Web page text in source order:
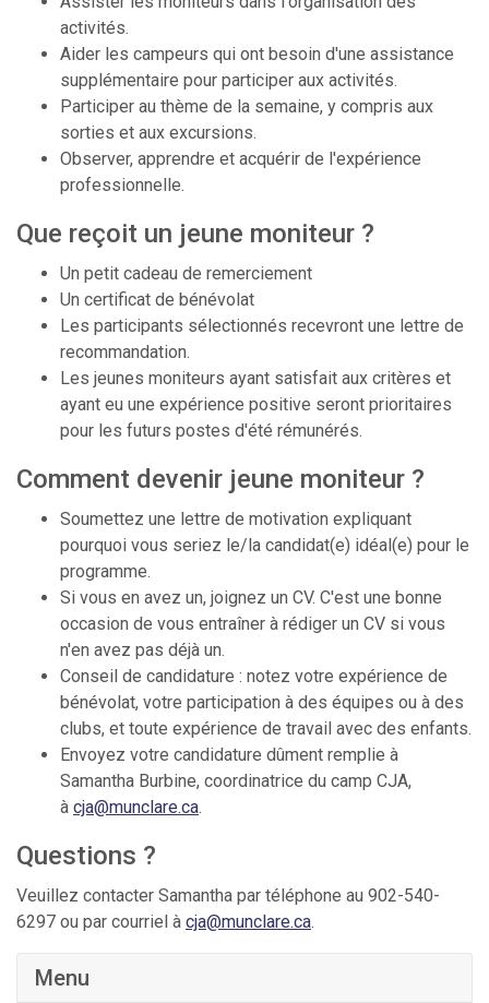
activités.
Aider les campeurs qui ont besoin d'une assistance
supplémentaire pour participer aux activités.
Participer au thème de la semaine, y compris aux
sorties et aux excursions.
Observer, apprendre et acquérir de l'expérience
professionnelle.
Que reçoit un jeune moniteur ?
Un petit cadeau de remerciement
Un certificat de bénévolat
Les participants sélectionnés recevront une lettre de
recommandation.
Les jeunes moniteurs ayant satisfait aux critères et
ayant eu une expérience positive seront prioritaires
pour les futurs postes d'été rémunérés.
Comment devenir jeune moniteur ?
Soumettez une lettre de motivation expliquant
pourquoi vous seriez le/la candidat(e) idéal(e) pour le
programme.
Si vous en avez un, joignez un CV. C'est une bonne
occasion de vous entraîner à rédiger un CV si vous
n'en avez pas déjà un.
Conseil de candidature : notez votre expérience de
bénévolat, votre participation à des équipes ou à des
clubs, et toute expérience de travail avec des enfants.
Envoyez votre candidature dûment remplie à
Samantha Burbine, coordinatrice du camp CJA,
à cja@munclare.ca.
Questions ?
Veuillez contacter Samantha par téléphone au 902-540-
6297 ou par courriel à cja@munclare.ca.
Menu